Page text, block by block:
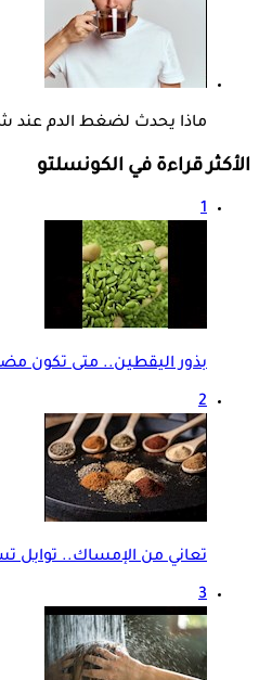
ماذا يحدث لضغط الدم عند
الأكثر قراءة في الكونسلتو
1
بذور اليقطين.. متى تكون
2
تعاني من الإمساك.. توابل
3